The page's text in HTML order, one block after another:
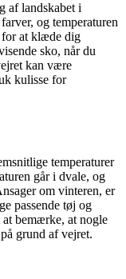
af landskabet i
og temperaturen
for at klæde dig
sko, når du
kan være
kulisse for
temperaturer
går i dvale, og
om vinteren, er
passende tøj og
bemærke, at nogle
grund af vejret.